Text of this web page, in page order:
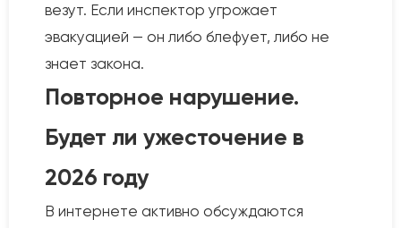
везут. Если инспектор угрожает
эвакуацией — он либо блефует, либо не
знает закона.
Повторное нарушение.
Будет ли ужесточение в
2026 году
В интернете активно обсуждаются